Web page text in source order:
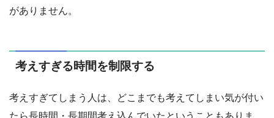
がありません。
考えすぎる時間を制限する
考えすぎてしまう人は、どこまでも考えてしまい気が付い